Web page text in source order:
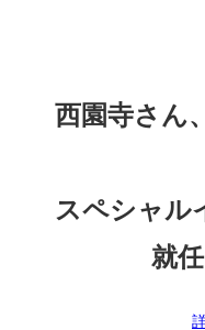
西園寺さん
スペシャル
就